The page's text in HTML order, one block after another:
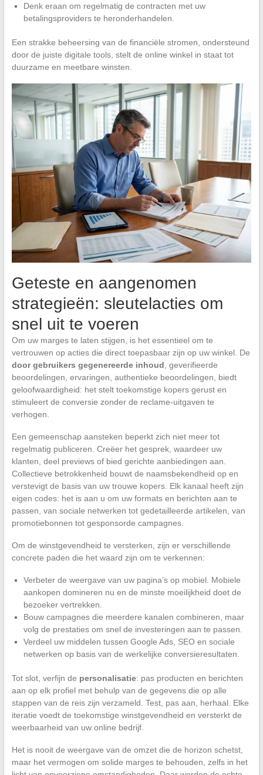
Denk eraan om regelmatig de contracten met uw
betalingsproviders te heronderhandelen.
Een strakke beheersing van de financiële stromen, ondersteund
door de juiste digitale tools, stelt de online winkel in staat tot
duurzame en meetbare winsten.
Geteste en aangenomen
strategieën: sleutelacties om
snel uit te voeren
Om uw marges te laten stijgen, is het essentieel om te
vertrouwen op acties die direct toepasbaar zijn op uw winkel. De
door gebruikers gegenereerde inhoud , geverifieerde
beoordelingen, ervaringen, authentieke beoordelingen, biedt
geloofwaardigheid: het stelt toekomstige kopers gerust en
stimuleert de conversie zonder de reclame-uitgaven te
verhogen.
Een gemeenschap aansteken beperkt zich niet meer tot
regelmatig publiceren. Creëer het gesprek, waardeer uw
klanten, deel previews of bied gerichte aanbiedingen aan.
Collectieve betrokkenheid bouwt de naamsbekendheid op en
verstevigt de basis van uw trouwe kopers. Elk kanaal heeft zijn
eigen codes: het is aan u om uw formats en berichten aan te
passen, van sociale netwerken tot gedetailleerde artikelen, van
promotiebonnen tot gesponsorde campagnes.
Om de winstgevendheid te versterken, zijn er verschillende
concrete paden die het waard zijn om te verkennen:
Verbeter de weergave van uw pagina’s op mobiel. Mobiele
aankopen domineren nu en de minste moeilijkheid doet de
bezoeker vertrekken.
Bouw campagnes die meerdere kanalen combineren, maar
volg de prestaties om snel de investeringen aan te passen.
Verdeel uw middelen tussen Google Ads, SEO en sociale
netwerken op basis van de werkelijke conversieresultaten.
Tot slot, verfijn de personalisatie: pas producten en berichten
aan op elk profiel met behulp van de gegevens die op alle
stappen van de reis zijn verzameld. Test, pas aan, herhaal. Elke
iteratie voedt de toekomstige winstgevendheid en versterkt de
weerbaarheid van uw online bedrijf.
Het is nooit de weergave van de omzet die de horizon schetst,
maar het vermogen om solide marges te behouden, zelfs in het